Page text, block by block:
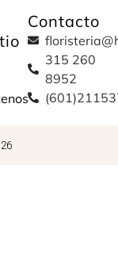
Contacto
315 260
8952